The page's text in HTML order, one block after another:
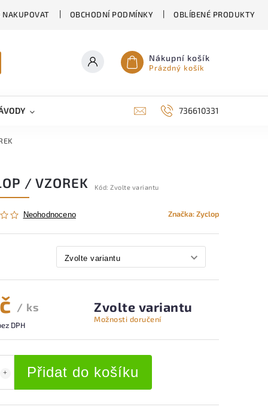
NAKUPOVAT OBCHODNÍ PODMÍNKY OBLÍBENÉ PRODUKTY
Nákupní košík
Prázdný košík
RODINNÉ DOMY EKORD
736610331
/ VZOREK Kód: Zvolte variantu
Neohodnoceno Značka:Zyclop
/ ks
DPH
Zvolte variantu
Možnosti doručení
Přidat do košíku